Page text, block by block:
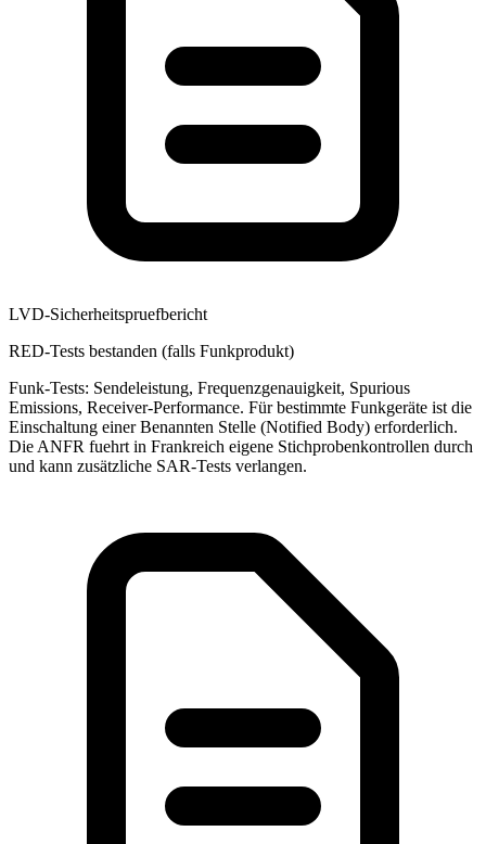
LVD-Sicherheitspruefbericht
RED-Tests bestanden (falls Funkprodukt)
Funk-Tests: Sendeleistung, Frequenzgenauigkeit, Spurious
Emissions, Receiver-Performance. Für bestimmte Funkgeräte ist die
Einschaltung einer Benannten Stelle (Notified Body) erforderlich.
Die ANFR fuehrt in Frankreich eigene Stichprobenkontrollen durch
und kann zusätzliche SAR-Tests verlangen.